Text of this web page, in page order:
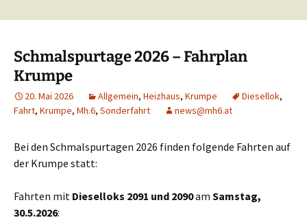
Schmalspurtage 2026 – Fahrplan
Krumpe
20. Mai 2026 Allgemein, Heizhaus, Krumpe Diesellok,
Fahrt, Krumpe, Mh.6, Sonderfahrt news@mh6.at
Bei den Schmalspurtagen 2026 finden folgende Fahrten auf
der Krumpe statt:
Fahrten mit Dieselloks 2091 und 2090am Samstag,
30.5.2026: